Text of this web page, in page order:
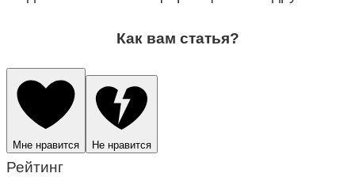
Как вам статья?
Мне нравится Не нравится
Рейтинг